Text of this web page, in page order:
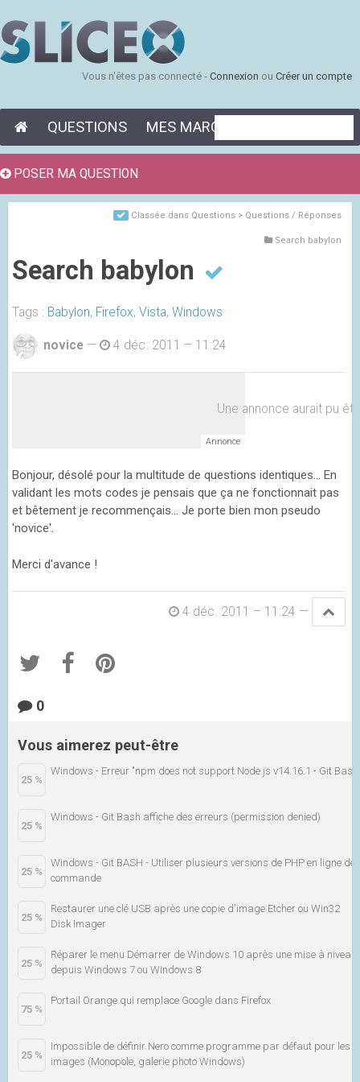
Vous n'êtes pas connecté - Connexion ou Créer un compte
QUESTIONS MES MARQUE-PAGES
Classée dans Questions > Questions / Réponses
Search babylon
Search babylon
Tags : Babylon, Firefox, Vista, Windows
novice — 4 déc. 2011 – 11:24
Une annonce aurait pu
Bonjour, désolé pour la multitude de questions identiques... En
validant les mots codes je pensais que ça ne fonctionnait pas
et bêtement je recommençais... Je porte bien mon pseudo
'novice'.
Merci d'avance !
4 déc. 2011 – 11:24 —
0
Vous aimerez peut-être
25 %
Windows - Erreur "npm does not support Node.js v14.16.1 - Git Bash
25 %
Windows - Git Bash affiche des erreurs (permission denied)
25 %
Windows - Git BASH - Utiliser plusieurs versions de PHP en ligne de
commande
25 %
Restaurer une clé USB après une copie d'image Etcher ou Win32
Disk Imager
25 %
Réparer le menu Démarrer de Windows 10 après une mise à niveau
depuis Windows 7 ou Windows 8
75 %
Portail Orange qui remplace Google dans Firefox
25 %
Impossible de définir Nero comme programme par défaut pour les
images (Monopole, galerie photo Windows)
POSER MA QUESTION